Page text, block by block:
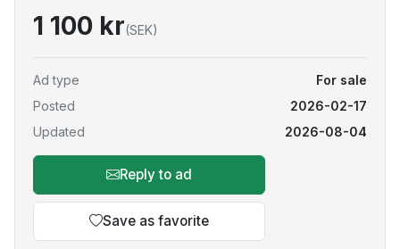
1 100 kr(SEK)
Ad type
For sale
Posted
2026-02-17
Updated
2026-08-04
Reply to ad
Save as favorite